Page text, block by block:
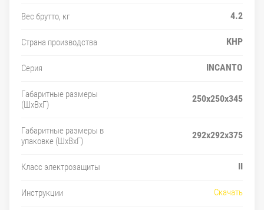
Вес брутто, кг 4.2
Страна производства КНР
Серия INCANTO
Габаритные размеры
(ШxВxГ)
250x250x345
Габаритные размеры в
упаковке (ШxВxГ)
292x292x375
Класс электрозащиты II
Инструкции Скачать